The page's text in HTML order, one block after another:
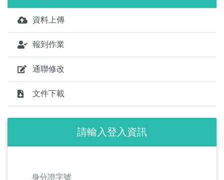
資料上傳
報到作業
通聯修改
文件下載
請輸入登入資訊